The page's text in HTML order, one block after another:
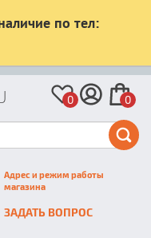
по тел:
0 0
Адрес и режим работы
магазина
ЗАДАТЬ ВОПРОС